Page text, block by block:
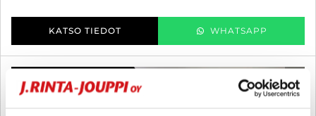
KATSO TIEDOT WHATSAPP